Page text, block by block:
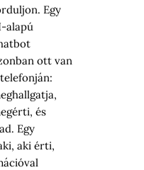
Egy
alapú
ott van
és
Egy
aki érti,